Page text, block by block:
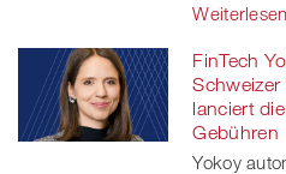
Weiterlesen
FinTech
lanciert
Gebühren
Yokoy